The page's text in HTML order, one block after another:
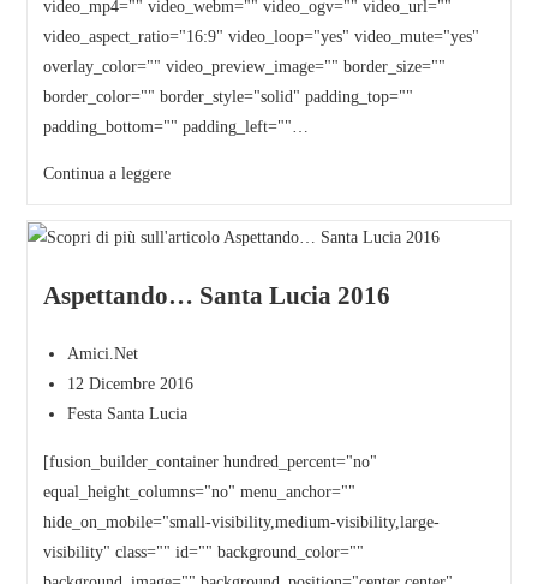
video_mp4="" video_webm="" video_ogv="" video_url=""
video_aspect_ratio="16:9" video_loop="yes" video_mute="yes"
overlay_color="" video_preview_image="" border_size=""
border_color="" border_style="solid" padding_top=""
padding_bottom="" padding_left=""…
Continua a leggere
Aspettando… Santa Lucia 2016
Amici.Net
12 Dicembre 2016
Festa Santa Lucia
[fusion_builder_container hundred_percent="no"
equal_height_columns="no" menu_anchor=""
hide_on_mobile="small-visibility,medium-visibility,large-
visibility" class="" id="" background_color=""